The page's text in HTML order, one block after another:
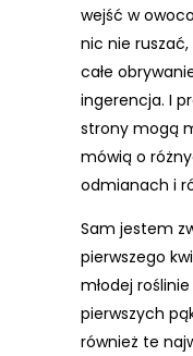
wejść w
nic nie
całe
ingerencja. I
strony mogą
mówią o
odmianach i
Sam jestem
pierwszego
młodej
pierwszych
również te